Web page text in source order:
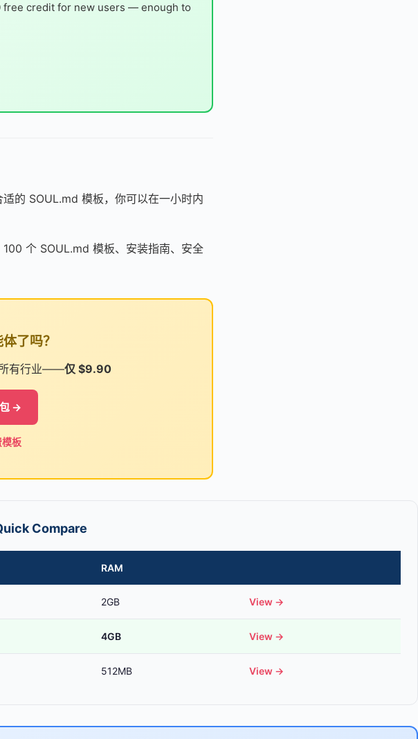
free credit for new users — enough to
的 SOUL.md 模板，你可以在一小时内
个 SOUL.md 模板、安装指南、安全
了吗？
所有行业——仅 $9.90
→
板
Compare
RAM
2GB View →
4GB View →
512MB View →